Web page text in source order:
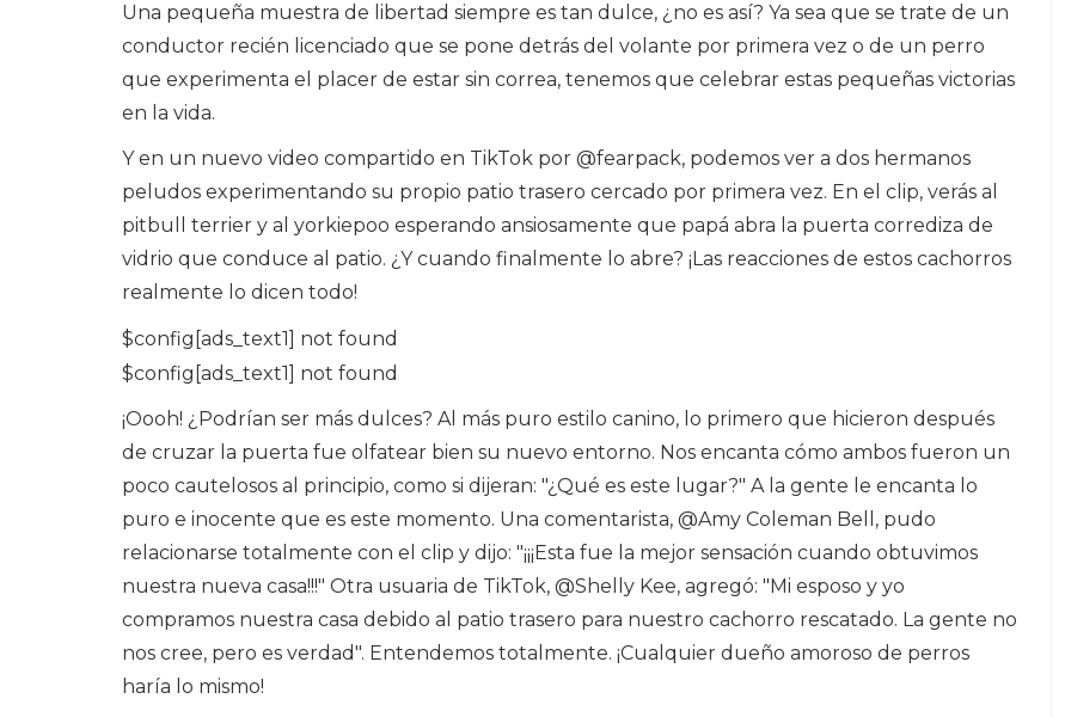
Una pequeña muestra de libertad siempre es tan dulce, ¿no es así? Ya sea que se trate de un
conductor recién licenciado que se pone detrás del volante por primera vez o de un perro
que experimenta el placer de estar sin correa, tenemos que celebrar estas pequeñas victorias
en la vida.
Y en un nuevo video compartido en TikTok por @fearpack, podemos ver a dos hermanos
peludos experimentando su propio patio trasero cercado por primera vez. En el clip, verás al
pitbull terrier y al yorkiepoo esperando ansiosamente que papá abra la puerta corrediza de
vidrio que conduce al patio. ¿Y cuando finalmente lo abre? ¡Las reacciones de estos cachorros
realmente lo dicen todo!
$config[ads_text1] not found
$config[ads_text1] not found
¡Oooh! ¿Podrían ser más dulces? Al más puro estilo canino, lo primero que hicieron después
de cruzar la puerta fue olfatear bien su nuevo entorno. Nos encanta cómo ambos fueron un
poco cautelosos al principio, como si dijeran: "¿Qué es este lugar?" A la gente le encanta lo
puro e inocente que es este momento. Una comentarista, @Amy Coleman Bell, pudo
relacionarse totalmente con el clip y dijo: "¡¡¡Esta fue la mejor sensación cuando obtuvimos
nuestra nueva casa!!!" Otra usuaria de TikTok, @Shelly Kee, agregó: "Mi esposo y yo
compramos nuestra casa debido al patio trasero para nuestro cachorro rescatado. La gente no
nos cree, pero es verdad". Entendemos totalmente. ¡Cualquier dueño amoroso de perros
haría lo mismo!
caninos: causas,
signos y tratamiento
en ratones para
mascotas